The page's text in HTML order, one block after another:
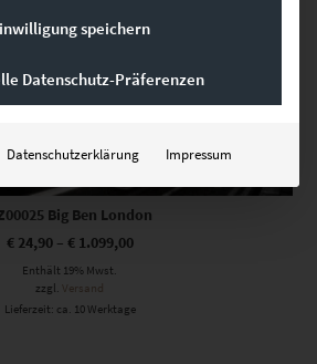
Big Ben London
€24,90– €1.099,00
Enthält 19% Mwst.
zzgl.
Versand
Lieferzeit: ca. 10 Werktage
speichern
Datenschutz-Präferenzen
Datenschutzerklärung Impressum